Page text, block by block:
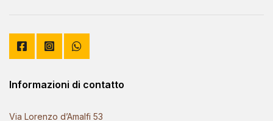
Informazioni di contatto
Via Lorenzo d’Amalfi 53